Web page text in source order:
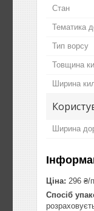
Стан
Тематика
Тип ворсу
Товщина
Ширина
Ширина
Ціна: 296 ₴/
Спосіб